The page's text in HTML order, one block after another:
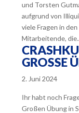
und Torsten
aufgrund von
viele Fragen in
Mitarbeitende,
GROSSE
2. Juni 2024
Ihr habt noch
Großen Übung in